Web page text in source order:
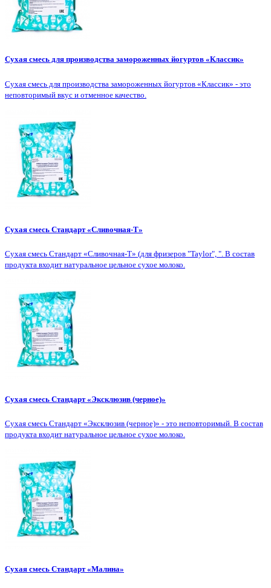
Сухая смесь для производства замороженных йогуртов «Классик»
Сухая смесь для производства замороженных йогуртов «Классик» - это
неповторимый вкус и отменное качество.
Сухая смесь Стандарт «Сливочная-Т»
Сухая смесь Стандарт «Сливочная-Т» (для фризеров "Taylor", ". В состав
продукта входит натуральное цельное сухое молоко.
Сухая смесь Стандарт «Эксклюзив (черное)»
Сухая смесь Стандарт «Эксклюзив (черное)» - это неповторимый. В состав
продукта входит натуральное цельное сухое молоко.
Сухая смесь Стандарт «Малина»